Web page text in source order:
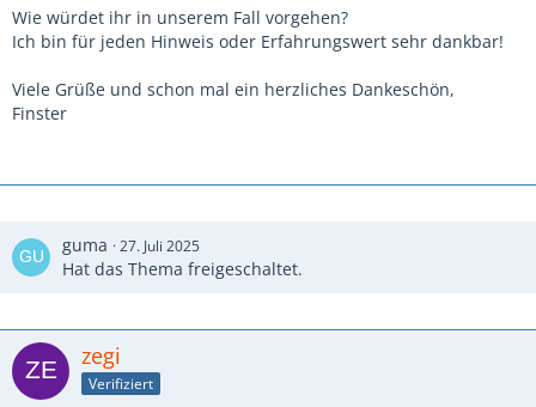
Wie würdet ihr in unserem Fall vorgehen?
Ich bin für jeden Hinweis oder Erfahrungswert sehr dankbar!
Viele Grüße und schon mal ein herzliches Dankeschön,
Finster
guma 27. Juli 2025
Hat das Thema freigeschaltet.
zegi
Verifiziert